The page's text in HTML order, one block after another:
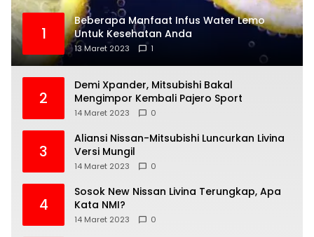
1
Beberapa Manfaat Infus Water Lemo
Untuk Kesehatan Anda
13 Maret 2023 1
2
Demi Xpander, Mitsubishi Bakal
Mengimpor Kembali Pajero Sport
14 Maret 2023 0
3
Aliansi Nissan-Mitsubishi Luncurkan Livina
Versi Mungil
14 Maret 2023 0
4
Sosok New Nissan Livina Terungkap, Apa
Kata NMI?
14 Maret 2023 0